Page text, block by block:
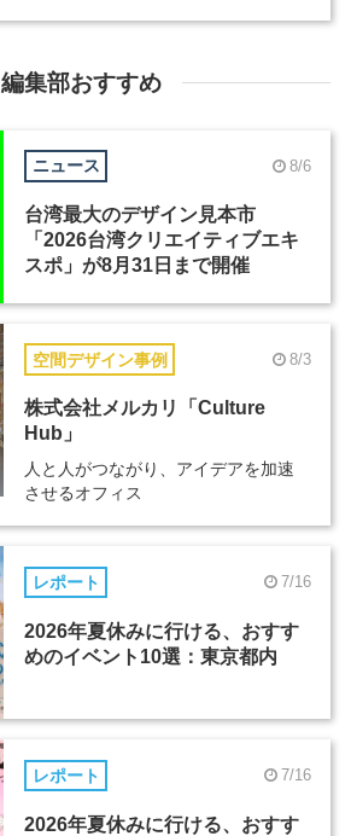
編集部おすすめ
ニュース 8/6
台湾最大のデザイン見本市
「2026台湾クリエイティブエキ
スポ」が8月31日まで開催
空間デザイン事例 8/3
株式会社メルカリ「Culture
Hub」
人と人がつながり、アイデアを加速
させるオフィス
レポート 7/16
2026年夏休みに行ける、おすす
めのイベント10選：東京都内
レポート 7/16
2026年夏休みに行ける、おすす